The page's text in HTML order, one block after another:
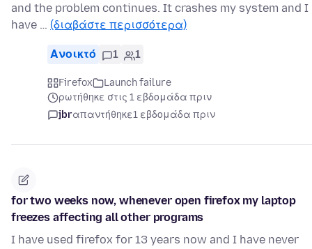
and the problem continues. It crashes my system and I
have … (διαβάστε περισσότερα)
Ανοικτό 1 1
Firefox
Launch failure
ρωτήθηκε στις 1 εβδομάδα πριν
jbrαπαντήθηκε1 εβδομάδα πριν
for two weeks now, whenever open firefox my laptop
freezes affecting all other programs
I have used firefox for 13 years now and I have never